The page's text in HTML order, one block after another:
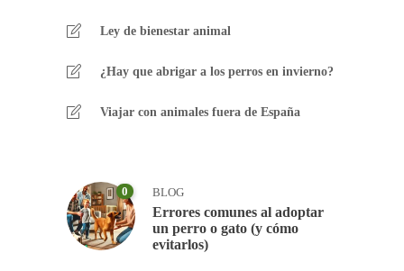
Ley de bienestar animal
¿Hay que abrigar a los perros en invierno?
Viajar con animales fuera de España
0 BLOG
Errores comunes al adoptar
un perro o gato (y cómo
evitarlos)